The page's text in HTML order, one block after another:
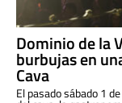
Dominio de la
burbujas en
Cava
El pasado sábado 1